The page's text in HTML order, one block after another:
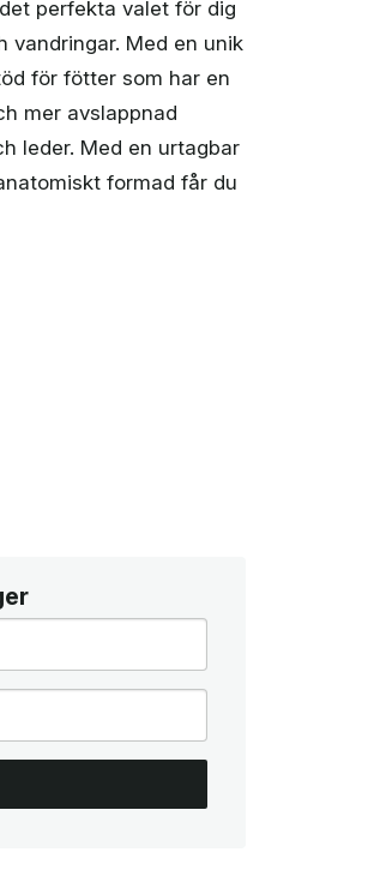
perfekta valet för dig
vandringar. Med en unik
för fötter som har en
mer avslappnad
leder. Med en urtagbar
formad får du